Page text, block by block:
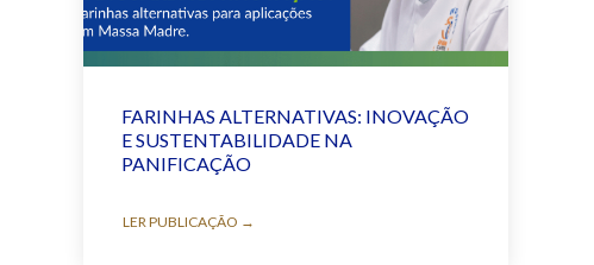
FARINHAS ALTERNATIVAS: INOVAÇÃO
E SUSTENTABILIDADE NA
PANIFICAÇÃO
LER PUBLICAÇÃO →